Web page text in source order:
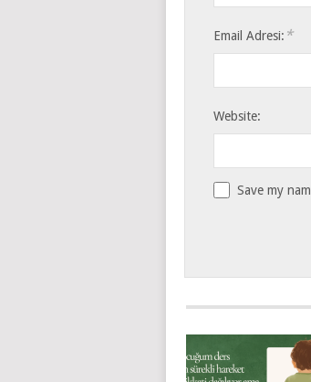
Email Adresi: *
Website:
Save my